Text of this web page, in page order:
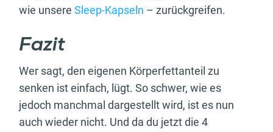
wie unsere Sleep-Kapseln – zurückgreifen.
Fazit
Wer sagt, den eigenen Körperfettanteil zu
senken ist einfach, lügt. So schwer, wie es
jedoch manchmal dargestellt wird, ist es nun
auch wieder nicht. Und da du jetzt die 4